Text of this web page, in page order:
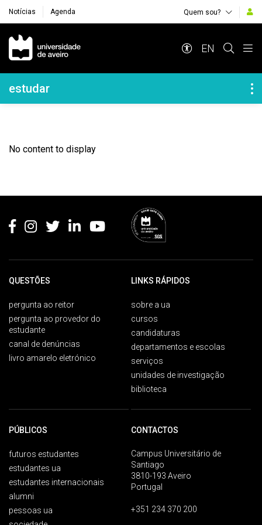
Notícias Agenda Quem sou?
Navegação Principal
EN
Navegação Lateral
estudar
No content to display
QUESTÕES
pergunta ao reitor
pergunta ao provedor do
estudante
canal de denúncias
livro amarelo eletrónico
LINKS RÁPIDOS
sobre a ua
cursos
candidaturas
departamentos e escolas
serviços
unidades de investigação
biblioteca
PÚBLICOS
futuros estudantes
estudantes ua
estudantes internacionais
alumni
pessoas ua
CONTACTOS
Campus Universitário de
Santiago
3810-193 Aveiro
Portugal
+351 234 370 200